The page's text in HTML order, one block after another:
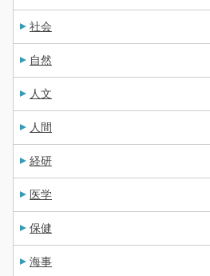
社会
自然
人文
人間
経研
医学
保健
海事